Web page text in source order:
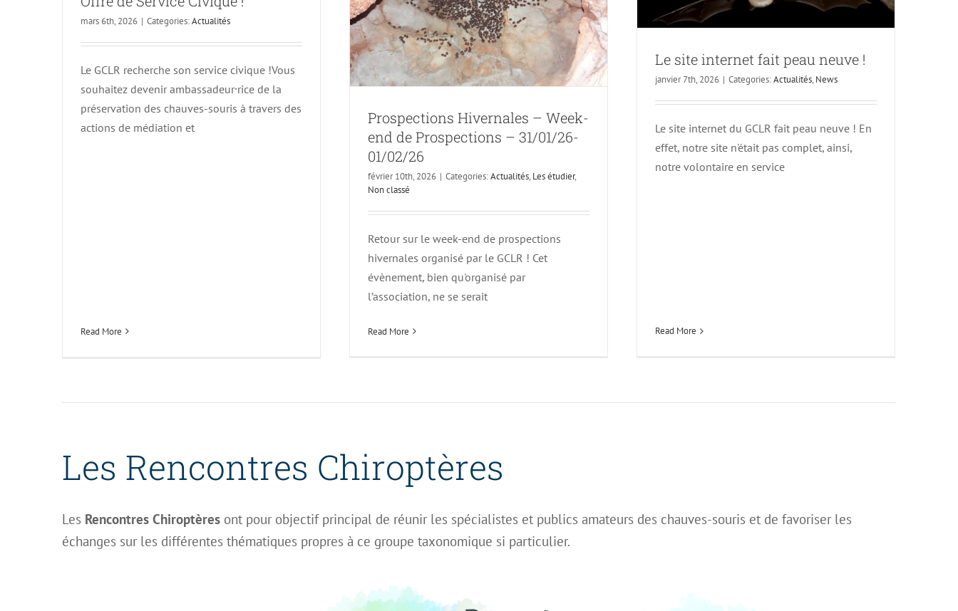
mars 6th, 2026 | Categories:Actualités
Le GCLR recherche son service civique !Vous
souhaitez devenir ambassadeur⸱rice de la
préservation des chauves-souris à travers des
actions de médiation et
Read More
Prospections Hivernales – Week-
end de Prospections – 31/01/26-
01/02/26
février 10th, 2026 | Categories:Actualités, Les étudier,
Non classé
Retour sur le week-end de prospections
hivernales organisé par le GCLR ! Cet
évènement, bien qu'organisé par
l’association, ne se serait
Read More
Le site internet fait peau neuve !
janvier 7th, 2026 | Categories:Actualités, News
Le site internet du GCLR fait peau neuve ! En
effet, notre site n'était pas complet, ainsi,
notre volontaire en service
Read More
Les Rencontres Chiroptères
Les Rencontres Chiroptères ont pour objectif principal de réunir les spécialistes et publics amateurs des chauves-souris et de favoriser les
échanges sur les différentes thématiques propres à ce groupe taxonomique si particulier.